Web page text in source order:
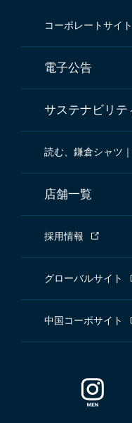
コーポレートサイト
電子公告
サステナビリテ
読む、鎌倉シャツ
店舗一覧
採用情報
グローバルサイト
中国コーポサイト